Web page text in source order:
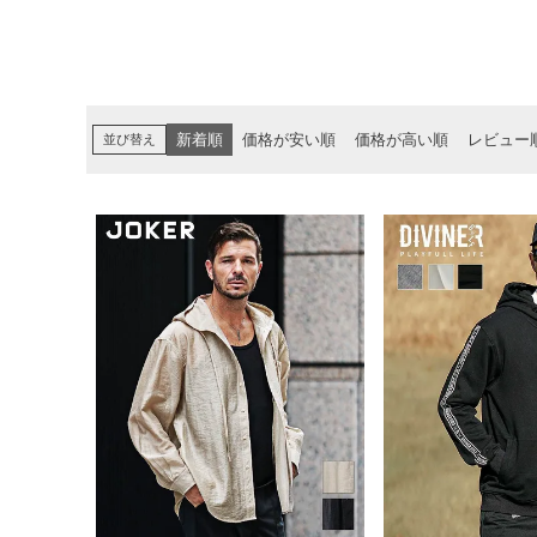
並び替え 新着順 価格が安い順 価格が高い順 レビュー